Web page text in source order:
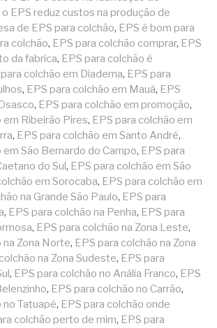
o EPS reduz custos na produção de
de EPS para colchão, EPS é bom para
colchão, EPS para colchão comprar, EPS
da fabrica, EPS para colchão é
colchão em Diadema, EPS para
, EPS para colchão em Mauá, EPS
, EPS para colchão em promoção,
em Ribeirão Pires, EPS para colchão em
, EPS para colchão em Santo André,
em São Bernardo do Campo, EPS para
do Sul, EPS para colchão em São
em Sorocaba, EPS para colchão em
na Grande São Paulo, EPS para
, EPS para colchão na Penha, EPS para
, EPS para colchão na Zona Leste,
na Zona Norte, EPS para colchão na Zona
na Zona Sudeste, EPS para
, EPS para colchão no Anália Franco, EPS
, EPS para colchão no Carrão,
no Tatuapé, EPS para colchão onde
colchão perto de mim, EPS para